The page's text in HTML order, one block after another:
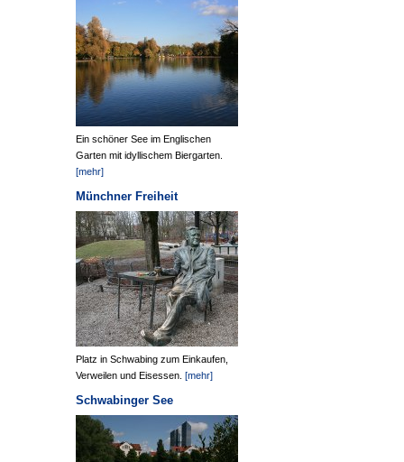
Ein schöner See im Englischen
Garten mit idyllischem Biergarten.
[mehr]
Münchner Freiheit
Platz in Schwabing zum Einkaufen,
Verweilen und Eisessen. [mehr]
Schwabinger See